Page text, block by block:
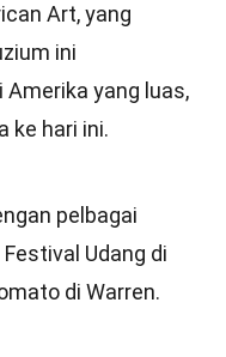
Art, yang
ini
yang luas,
ke hari ini.
pelbagai
Udang di
di Warren.